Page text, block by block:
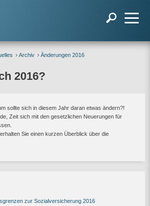
Archiv Änderungen 2016
2016?
sollte sich in diesem Jahr daran etwas ändern?!
Zeit sich mit den gesetzlichen Neuerungen für
Sie einen kurzen Überblick über die
zur Sozialversicherung 2016